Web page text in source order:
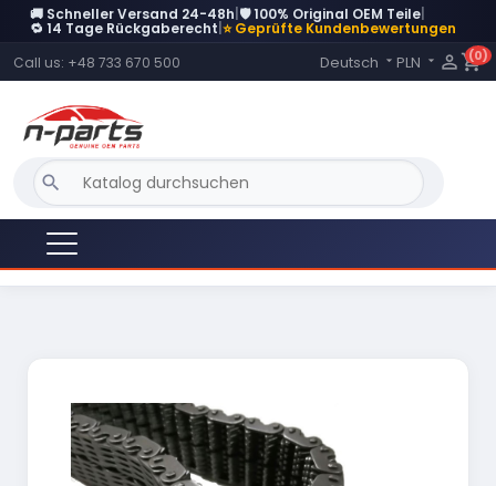
🚚 Schneller Versand 24-48h 🛡️ 100% Original OEM Teile
🔁 14 Tage Rückgaberecht ⭐ Geprüfte Kundenbewertungen
Call us: +48 733 670 500 Language:
Deutsch  PLN   shopping_cart
(0)
search